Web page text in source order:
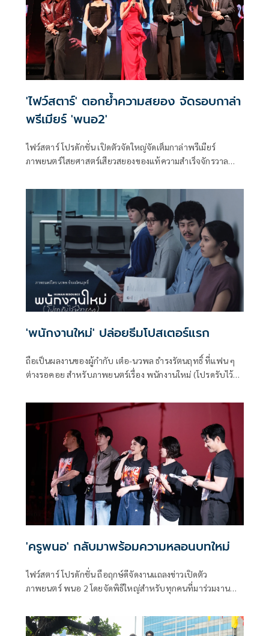
'ไฟว์สตาร์' ตอกย้ำความสยอง จัดรอบกาล่า
พรีเมียร์ 'พนอ2'
ไฟว์สตาร์ โปรดักชั่น เปิดตัวจัดใหญ่จัดเต็มกาล่าพรีเมียร์
ภาพยนตร์ไสยศาสตร์เสียวสยองของแท้ความสําเร็จจักรวาล
สยองอีกครั้งใน “พนอ2” โดยภาพยนตร์จะบอกเล่าเรื่องราวหลัง
จากที่ พนอ ได้คืนพลังเทพสามตา ชีวิตของพนอก็เหมือนถูก
รีเซ็ตเริ่มความทรงจําใหม่กับการเรียนในรั้ววิทยาลัยครูอย่างที่
เธอใฝ่ฝัน โดยมี เปี๊ยก คอยเฝ้ามองและช่วยเหลือเธออยู่ห่างๆ
'พนักงานใหม่' ปล่อยธีมโปสเตอร์แรก
ถือเป็นผลงานของผู้กำกับ เต๋อ-นวพล ธำรงรัตนฤทธิ์ ที่แฟน ๆ
ต่างรอคอย สำหรับภาพยนตร์เรื่อง พนักงานใหม่ (โปรดรับไว้
อย่างเป็นทางการ โดย GDH ร่วมสร้างกับ One Cool Connect
และ JAI Studios เข้าฉาย 29 มกราคมนี้ ในโรงภาพยนตร์
'ครูพนอ' กลับมาพร้อมความหลอนบทใหม่
ไฟว์สตาร์ โปรดักชั่น ถือฤกษ์ดีจัดงานแถลงข่าวเปิดตัว
ภาพยนตร์ พนอ 2 โดยจัดพิธีใหญ่สำหรับทุกคนที่มาร่วมงาน
เปิดโภคทรัพย์ให้ทุกท่านได้รับเงินรับทองรับแต่สิ่งดีๆตลอดไป
โดยอาจารย์หนุ่ม หมอดูเทวดา แชมป์ศึกชิงจ้าวหมอดู